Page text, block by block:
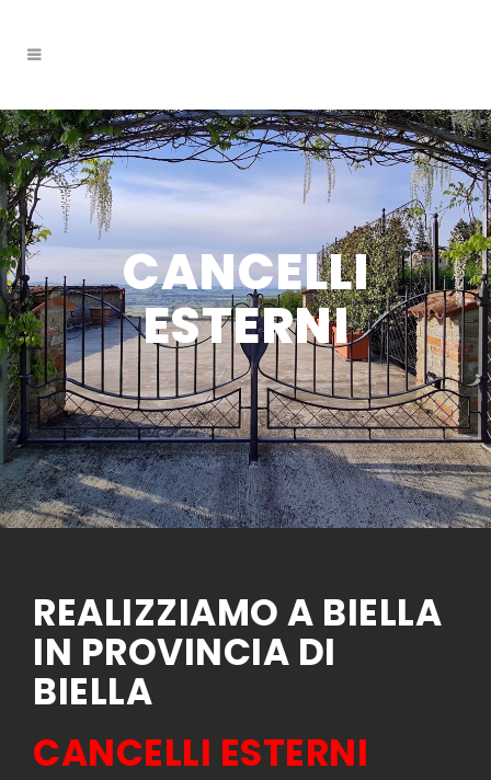
CANCELLI
ESTERNI
REALIZZIAMO A BIELLA
IN PROVINCIA DI
BIELLA
CANCELLI ESTERNI